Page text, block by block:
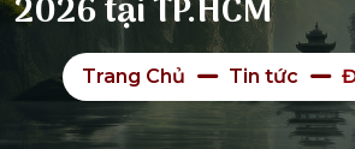
2026 tại TP.HCM
Trang Chủ Tin tức